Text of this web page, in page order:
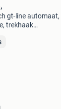
gt-line automaat,
trekhaak
2017 - 2021 kleur: